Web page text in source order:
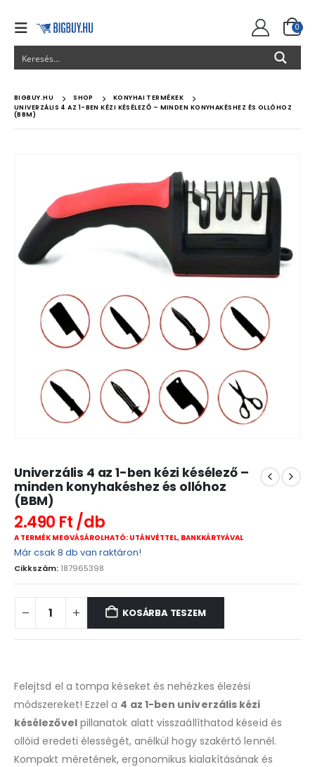
0
BIGBUY.HU SHOP
KONYHAI TERMÉKEK
UNIVERZÁLIS 4 AZ 1-BEN KÉZI KÉSÉLEZŐ – MINDEN KONYHAKÉSHEZ ÉS OLLÓHOZ
(BBM)
Univerzális 4 az 1-ben kézi késélező –
minden konyhakéshez és ollóhoz
(BBM)
2.490 Ft
A TERMÉK MEGVÁSÁROLHATÓ: UTÁNVÉTTEL, BANKKÁRTYÁVAL
Már csak 8 db van raktáron!
Cikkszám: 187965398
KOSÁRBA TESZEM
Felejtsd el a tompa késeket és nehézkes élezési
módszereket! Ezzel a 4 az 1-ben univerzális kézi
késélezővelpillanatok alatt visszaállíthatod késeid és
ollóid eredeti élességét, anélkül hogy szakértő lennél.
Kompakt méretének, ergonomikus kialakításának és